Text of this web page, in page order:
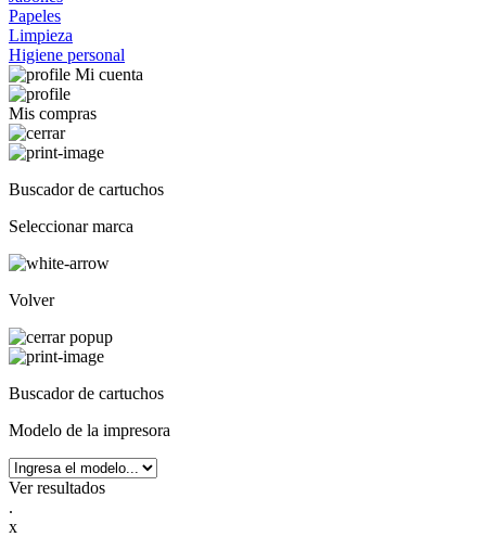
Papeles
Limpieza
Higiene personal
Mi cuenta
Mis compras
Buscador de cartuchos
Seleccionar marca
Volver
Buscador de cartuchos
Modelo de la impresora
Ver resultados
.
x